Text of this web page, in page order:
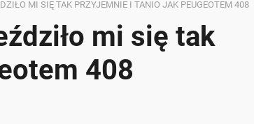
MI SIĘ TAK PRZYJEMNIE I TANIO JAK PEUGEOTEM 408
mi się tak
408